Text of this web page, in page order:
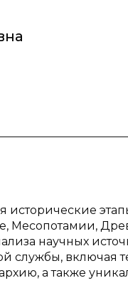
исторические
Месопотамии,
научных
службы, включая
а также